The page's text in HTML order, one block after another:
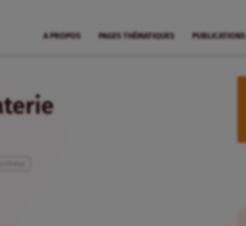
A PROPOS PAGES THÉMATIQUES PUBLICATIONS